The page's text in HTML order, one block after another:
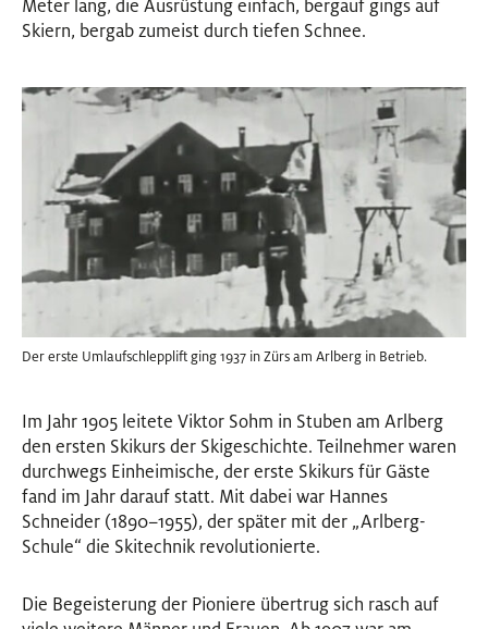
Meter lang, die Ausrüstung einfach, bergauf gings auf
Skiern, bergab zumeist durch tiefen Schnee.
Der erste Umlaufschlepplift ging 1937 in Zürs am Arlberg in Betrieb.
Im Jahr 1905 leitete Viktor Sohm in Stuben am Arlberg
den ersten Skikurs der Skigeschichte. Teilnehmer waren
durchwegs Einheimische, der erste Skikurs für Gäste
fand im Jahr darauf statt. Mit dabei war Hannes
Schneider (1890–1955), der später mit der „Arlberg-
Schule“ die Skitechnik revolutionierte.
Die Begeisterung der Pioniere übertrug sich rasch auf